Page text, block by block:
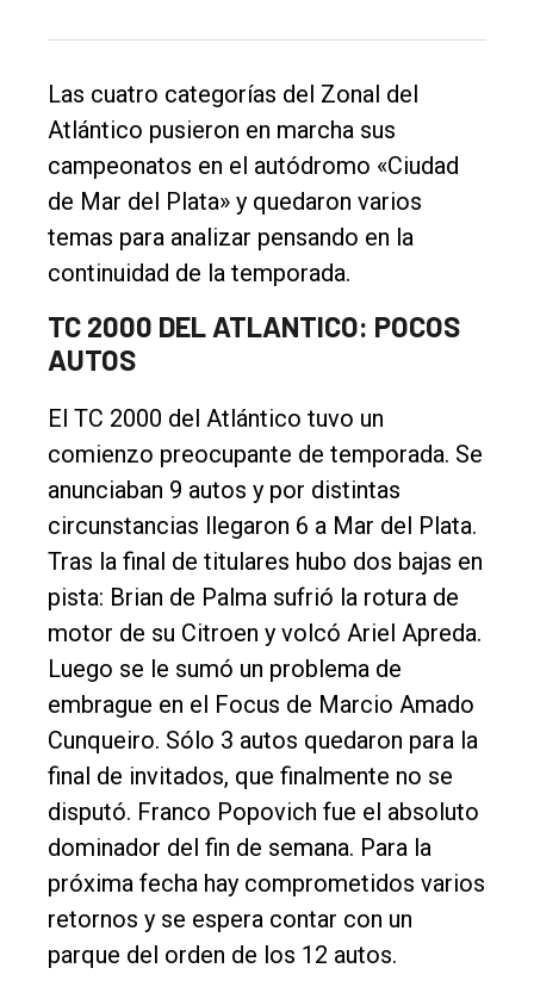
El
único
DIARIO
Balcarce
Inicio
Tendencia
Int.
General
Política
Las cuatro categorías del Zonal del
Atlántico pusieron en marcha sus
campeonatos en el autódromo «Ciudad
de Mar del Plata» y quedaron varios
temas para analizar pensando en la
continuidad de la temporada.
TC 2000 DEL ATLANTICO: POCOS
AUTOS
El TC 2000 del Atlántico tuvo un
comienzo preocupante de temporada. Se
anunciaban 9 autos y por distintas
circunstancias llegaron 6 a Mar del Plata.
Tras la final de titulares hubo dos bajas en
pista: Brian de Palma sufrió la rotura de
motor de su Citroen y volcó Ariel Apreda.
Luego se le sumó un problema de
embrague en el Focus de Marcio Amado
Cunqueiro. Sólo 3 autos quedaron para la
final de invitados, que finalmente no se
disputó. Franco Popovich fue el absoluto
dominador del fin de semana. Para la
próxima fecha hay comprometidos varios
retornos y se espera contar con un
parque del orden de los 12 autos.